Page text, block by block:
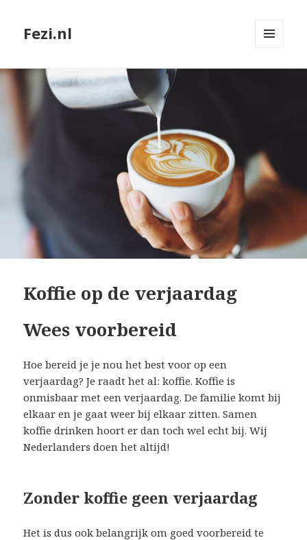
Fezi.nl
Koffie op de verjaardag
Wees voorbereid
Hoe bereid je je nou het best voor op een
verjaardag? Je raadt het al: koffie. Koffie is
onmisbaar met een verjaardag. De familie komt bij
elkaar en je gaat weer bij elkaar zitten. Samen
koffie drinken hoort er dan toch wel echt bij. Wij
Nederlanders doen het altijd!
Zonder koffie geen verjaardag
Het is dus ook belangrijk om goed voorbereid te